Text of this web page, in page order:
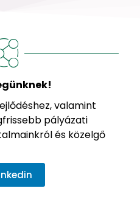
valamint
pályázati
és közelgő